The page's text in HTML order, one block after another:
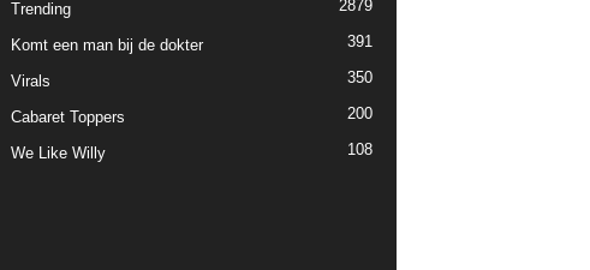
Trending 2879
Komt een man bij de dokter 391
Virals 350
Cabaret Toppers 200
We Like Willy 108